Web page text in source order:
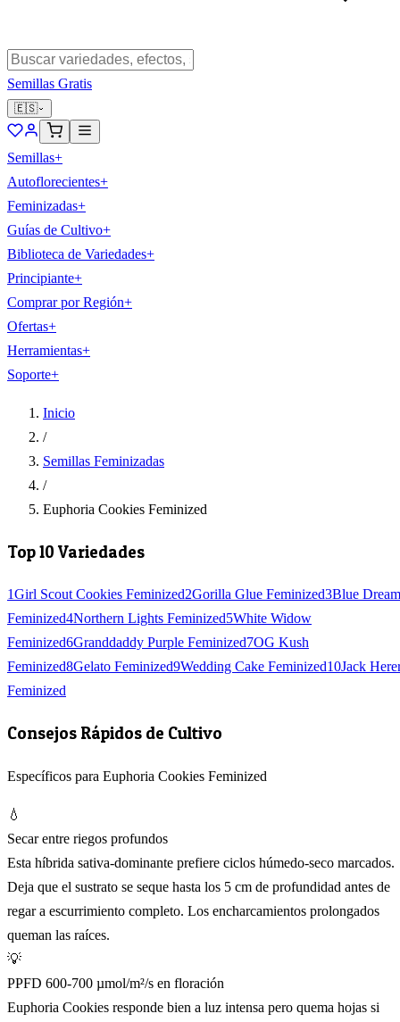
Semillas Gratis
🇪🇸
Semillas+
Autoflorecientes+
Feminizadas+
Guías de Cultivo+
Biblioteca de Variedades+
Principiante+
Comprar por Región+
Ofertas+
Herramientas+
Soporte+
Inicio
/
Semillas Feminizadas
/
Euphoria Cookies Feminized
Top 10 Variedades
1Girl Scout Cookies Feminized2Gorilla Glue Feminized3Blue Dream
Feminized4Northern Lights Feminized5White Widow
Feminized6Granddaddy Purple Feminized7OG Kush
Feminized8Gelato Feminized9Wedding Cake Feminized10Jack
Feminized
Consejos Rápidos de Cultivo
Específicos para Euphoria Cookies Feminized
💧
Secar entre riegos profundos
Esta híbrida sativa-dominante prefiere ciclos húmedo-seco marcados.
Deja que el sustrato se seque hasta los 5 cm de profundidad antes de
regar a escurrimiento completo. Los encharcamientos prolongados
queman las raíces.
💡
PPFD 600-700 µmol/m²/s en floración
Euphoria Cookies responde bien a luz intensa pero quema hojas si